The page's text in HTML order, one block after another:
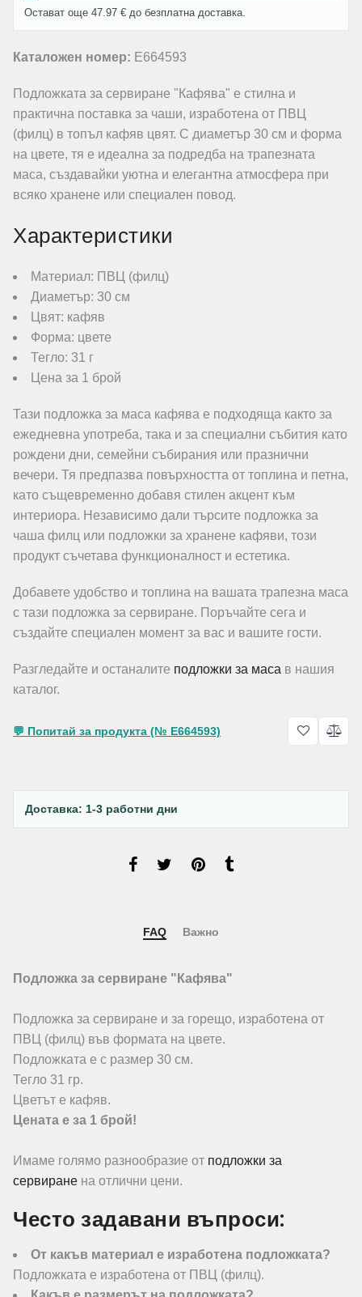
Остават още 47.97 € до безплатна доставка.
Каталожен номер: E664593
Подложката за сервиране "Кафява" е стилна и
практична поставка за чаши, изработена от ПВЦ
(филц) в топъл кафяв цвят. С диаметър 30 см и форма
на цвете, тя е идеална за подредба на трапезната
маса, създавайки уютна и елегантна атмосфера при
всяко хранене или специален повод.
Характеристики
Материал: ПВЦ (филц)
Диаметър: 30 см
Цвят: кафяв
Форма: цвете
Тегло: 31 г
Цена за 1 брой
Тази подложка за маса кафява е подходяща както за
ежедневна употреба, така и за специални събития като
рождени дни, семейни събирания или празнични
вечери. Тя предпазва повърхността от топлина и петна,
като същевременно добавя стилен акцент към
интериора. Независимо дали търсите подложка за
чаша филц или подложки за хранене кафяви, този
продукт съчетава функционалност и естетика.
Добавете удобство и топлина на вашата трапезна маса
с тази подложка за сервиране. Поръчайте сега и
създайте специален момент за вас и вашите гости.
Разгледайте и останалите подложки за маса в нашия
каталог.
💬 Попитай за продукта (№ E664593)
Доставка: 1-3 работни дни
FAQ Важно
Подложка за сервиране "Кафява"
Подложка за сервиране и за горещо, изработена от
ПВЦ (филц) във формата на цвете.
Подложката е с размер 30 см.
Тегло 31 гр.
Цветът е кафяв.
Цената е за 1 брой!
Имаме голямо разнообразие от подложки за
сервиране на отлични цени.
Често задавани въпроси:
От какъв материал е изработена подложката?
Подложката е изработена от ПВЦ (филц).